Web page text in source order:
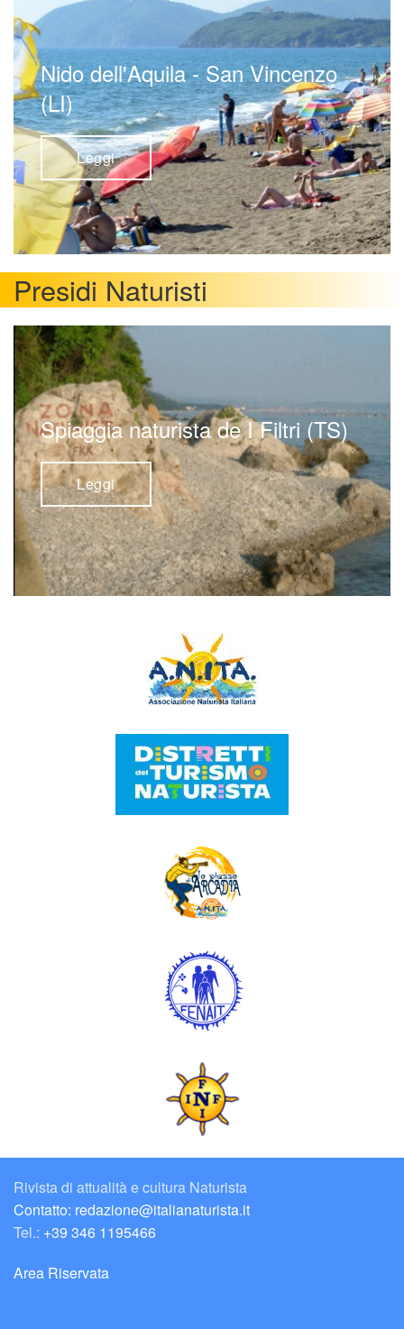
Nido dell'Aquila - San Vincenzo
(LI)
Leggi
Presidi Naturisti
Spiaggia naturista de I Filtri (TS)
Leggi
Rivista di attualità e cultura Naturista
Contatto: redazione@italianaturista.it
Tel.: +39 346 1195466
Area Riservata